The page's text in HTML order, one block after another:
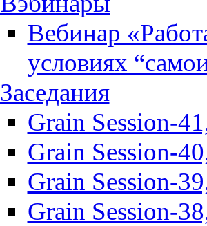
Вебинар
условиях
Заседания
Grain Session-
Grain Session-
Grain Session-
Grain Session-